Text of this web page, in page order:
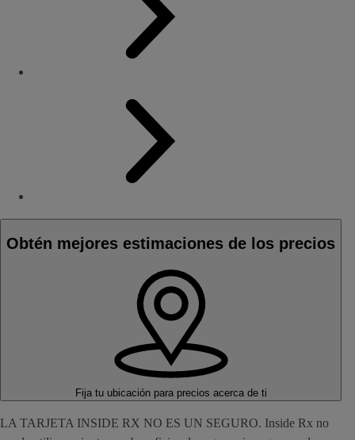
Obtén mejores estimaciones de los precios
Fija tu ubicación para precios acerca de ti
LA TARJETA INSIDE RX NO ES UN SEGURO. Inside Rx no